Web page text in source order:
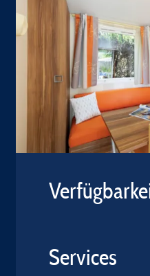
Services